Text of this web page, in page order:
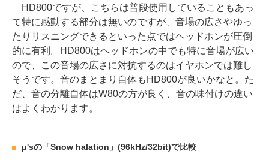
HD800ですが、こちらは普段使用していることもあっ
て特に感動する部分は無いのですが、音場の広さやゆっ
たりリスニングできるといった点ではヘッドホンが圧倒
的に有利。HD800はヘッドホンの中でも特に音場が広い
ので、この音場の広さに対抗するのはイヤホンでは難し
そうです。音のまとまり自体もHD800が良いかなと。た
だ、音の分離自体はW80の方が良く、音の味付けの違い
はよくわかります。
μ'sの「Snow halation」(96kHz/32bit)で比較